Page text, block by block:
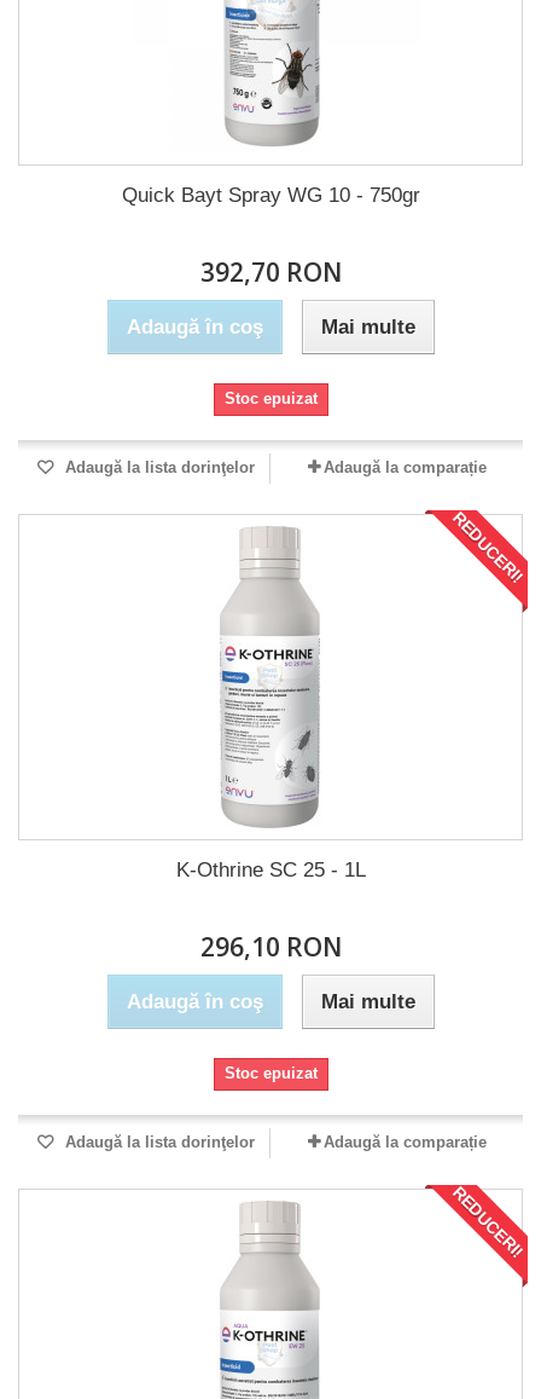
Quick Bayt Spray WG 10 - 750gr
392,70 RON
Adaugă în coş Mai multe
Stoc epuizat
Adaugă la lista dorinţelor Adaugă la comparație
REDUCERI!
K-Othrine SC 25 - 1L
296,10 RON
Adaugă în coş Mai multe
Stoc epuizat
Adaugă la lista dorinţelor Adaugă la comparație
REDUCERI!